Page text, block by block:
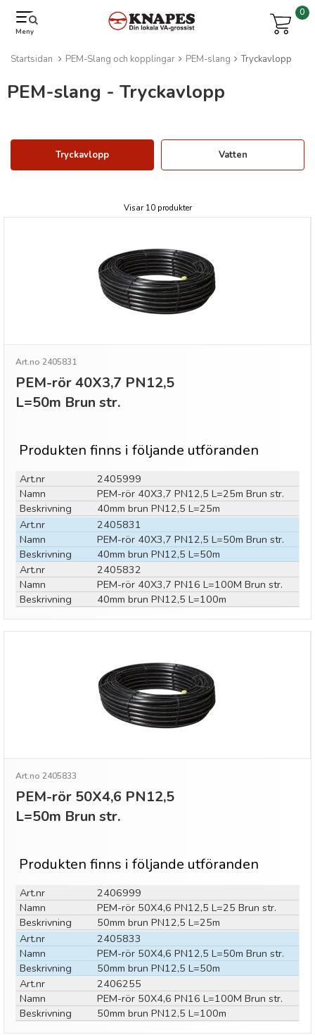
Meny
0
Startsidan PEM-Slang och kopplingar PEM-slang Tryckavlopp
PEM-slang - Tryckavlopp
Tryckavlopp Vatten
Visar 10 produkter
Art.no 2405831
PEM-rör 40X3,7 PN12,5
L=50m Brun str.
Produkten finns i följande utföranden
Art.nr
2405999
Namn
PEM-rör 40X3,7 PN12,5 L=25m Brun str.
Beskrivning
40mm brun PN12,5 L=25m
Art.nr
2405831
Namn
PEM-rör 40X3,7 PN12,5 L=50m Brun str.
Beskrivning
40mm brun PN12,5 L=50m
Art.nr
2405832
Namn
PEM-rör 40X3,7 PN16 L=100M Brun str.
Beskrivning
40mm brun PN12,5 L=100m
Art.no 2405833
PEM-rör 50X4,6 PN12,5
L=50m Brun str.
Produkten finns i följande utföranden
Art.nr
2406999
Namn
PEM-rör 50X4,6 PN12,5 L=25 Brun str.
Beskrivning
50mm brun PN12,5 L=25m
Art.nr
2405833
Namn
PEM-rör 50X4,6 PN12,5 L=50m Brun str.
Beskrivning
50mm brun PN12,5 L=50m
Art.nr
2406255
Namn
PEM-rör 50X4,6 PN16 L=100M Brun str.
Beskrivning
50mm brun PN12,5 L=100m